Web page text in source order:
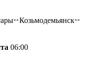
Козьмодемьянск
06:00